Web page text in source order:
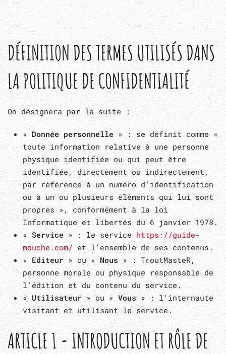
DÉFINITION DES TERMES UTILISÉS DANS
LA POLITIQUE DE CONFIDENTIALITÉ
On désignera par la suite :
« Donnée personnelle » : se définit comme «
toute information relative à une personne
physique identifiée ou qui peut être
identifiée, directement ou indirectement,
par référence à un numéro d'identification
ou à un ou plusieurs éléments qui lui sont
propres », conformément à la loi
Informatique et libertés du 6 janvier 1978.
« Service » : le service https://guide-
mouche.com/ et l'ensemble de ses contenus.
« Editeur » ou « Nous » : TroutMasteR,
personne morale ou physique responsable de
l'édition et du contenu du service.
« Utilisateur » ou « Vous» : l'internaute
visitant et utilisant le service.
ARTICLE 1 - INTRODUCTION ET RÔLE DE